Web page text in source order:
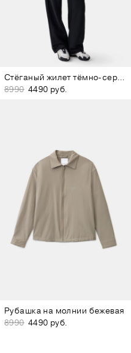
Стёганый жилет тёмно-серый
8990 4490 руб.
Рубашка на молнии бежевая
8990 4490 руб.